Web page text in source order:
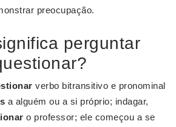
preocupação.
perguntar
verbo bitransitivo e pronominal
a alguém ou a si próprio; indagar,
o professor; ele começou a se